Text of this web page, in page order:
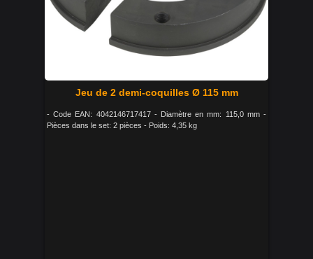
Jeu de 2 demi-coquilles Ø 115 mm
- Code EAN: 4042146717417 - Diamètre en mm: 115,0 mm -
Pièces dans le set: 2 pièces - Poids: 4,35 kg